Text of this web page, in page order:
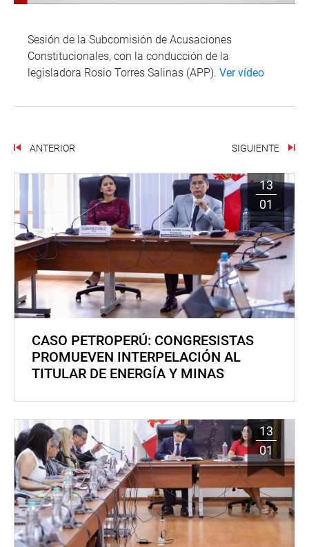
Sesión de la Subcomisión de Acusaciones
Constitucionales, con la conducción de la
legisladora Rosio Torres Salinas (APP). Ver vídeo
ANTERIOR SIGUIENTE
13
01
CASO PETROPERÚ: CONGRESISTAS
PROMUEVEN INTERPELACIÓN AL
TITULAR DE ENERGÍA Y MINAS
13
01